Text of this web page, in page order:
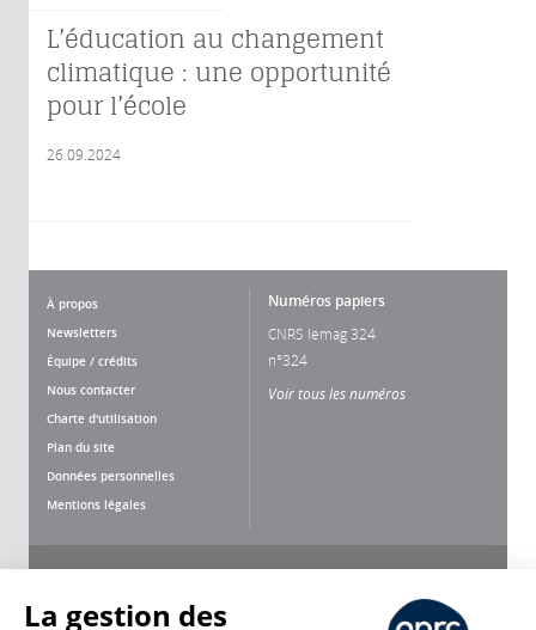
L’éducation au changement
climatique : une opportunité
pour l’école
26.09.2024
À propos
Newsletters
Équipe / crédits
Nous contacter
Charte d'utilisation
Plan du site
Données personnelles
Mentions légales
Numéros papiers
CNRS lemag 324
n°324
Voir tous les numéros
La gestion des